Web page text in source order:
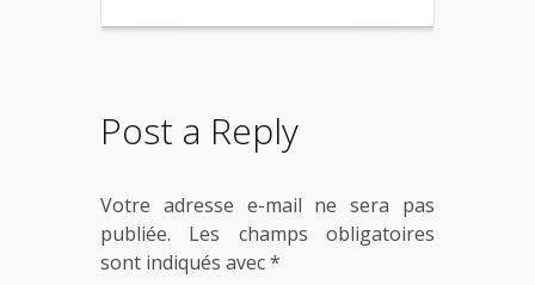
Post a Reply
Votre adresse e-mail ne sera pas
publiée.
Les champs obligatoires
sont indiqués avec*